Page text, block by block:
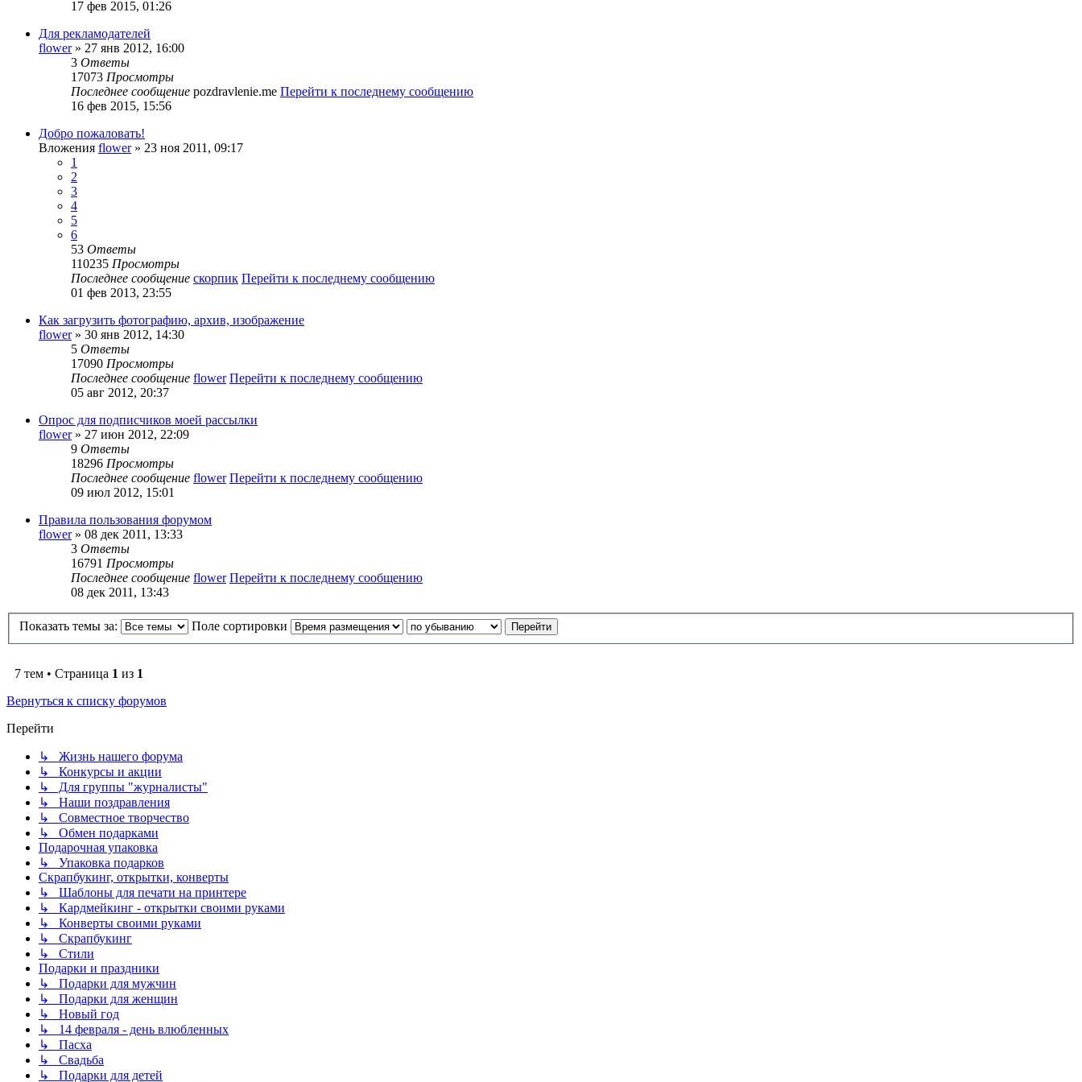
17 фев 2015, 01:26
Для рекламодателей
flower» 27 янв 2012, 16:00
3 Ответы
17073 Просмотры
Последнее сообщение pozdravlenie.me Перейти к последнему сообщению
16 фев 2015, 15:56
Добро пожаловать!
Вложения flower» 23 ноя 2011, 09:17
1
2
3
4
5
6
53 Ответы
110235 Просмотры
Последнее сообщение скорпик Перейти к последнему сообщению
01 фев 2013, 23:55
Как загрузить фотографию, архив, изображение
flower» 30 янв 2012, 14:30
5 Ответы
17090 Просмотры
Последнее сообщение flower Перейти к последнему сообщению
05 авг 2012, 20:37
Опрос для подписчиков моей рассылки
flower» 27 июн 2012, 22:09
9 Ответы
18296 Просмотры
Последнее сообщение flower Перейти к последнему сообщению
09 июл 2012, 15:01
Правила пользования форумом
flower» 08 дек 2011, 13:33
3 Ответы
16791 Просмотры
Последнее сообщение flower Перейти к последнему сообщению
08 дек 2011, 13:43
Показать темы за: Поле сортировки
7 тем • Страница 1 из 1
Вернуться к списку форумов
Перейти
↳ Жизнь нашего форума
↳ Конкурсы и акции
↳ Для группы "журналисты"
↳ Наши поздравления
↳ Совместное творчество
↳ Обмен подарками
Подарочная упаковка
↳ Упаковка подарков
Скрапбукинг, открытки, конверты
↳ Шаблоны для печати на принтере
↳ Кардмейкинг - открытки своими руками
↳ Конверты своими руками
↳ Скрапбукинг
↳ Стили
Подарки и праздники
↳ Подарки для мужчин
↳ Подарки для женщин
↳ Новый год
↳ 14 февраля - день влюбленных
↳ Пасха
↳ Свадьба
↳ Подарки для детей